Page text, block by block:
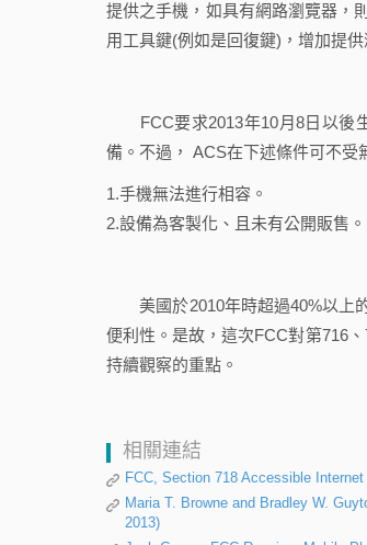
提供之手機，如具有網路瀏覽器，
用工具鍵(例如是回復鍵)，增加提
FCC要求2013年10月8日以後生
備。不過， ACS在下述條件可不受
1.手機無法進行相容。
2.設備為客製化、且未有公開販售。
美國於2010年時超過40%以上的
便利性。是故，這次FCC對第716
持續觀察的重點。
相關連結
FCC, Section 718 Accessible
Maria T. Browne and Bradley W.
2013)